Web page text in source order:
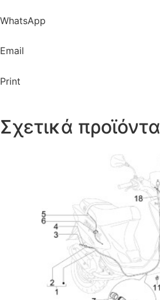
WhatsApp
Email
Print
Σχετικά προϊόντα